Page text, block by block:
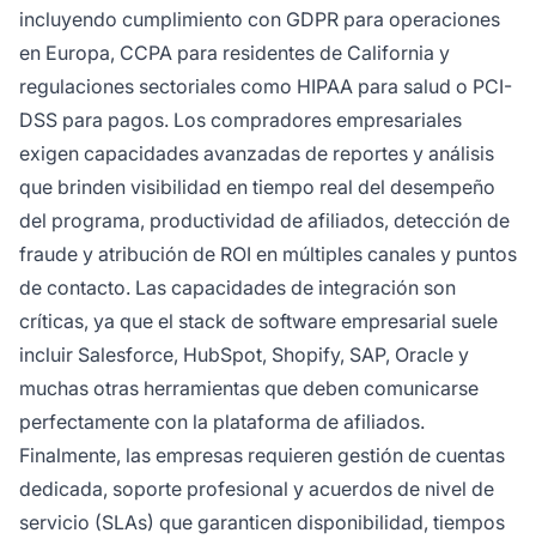
incluyendo cumplimiento con GDPR para operaciones
en Europa, CCPA para residentes de California y
regulaciones sectoriales como HIPAA para salud o PCI-
DSS para pagos. Los compradores empresariales
exigen capacidades avanzadas de reportes y análisis
que brinden visibilidad en tiempo real del desempeño
del programa, productividad de afiliados, detección de
fraude y atribución de ROI en múltiples canales y puntos
de contacto. Las capacidades de integración son
críticas, ya que el stack de software empresarial suele
incluir Salesforce, HubSpot, Shopify, SAP, Oracle y
muchas otras herramientas que deben comunicarse
perfectamente con la plataforma de afiliados.
Finalmente, las empresas requieren gestión de cuentas
dedicada, soporte profesional y acuerdos de nivel de
servicio (SLAs) que garanticen disponibilidad, tiempos